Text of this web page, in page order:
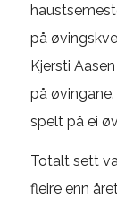
på
Kjersti
på
spelt på ei
Totalt sett
fleire enn